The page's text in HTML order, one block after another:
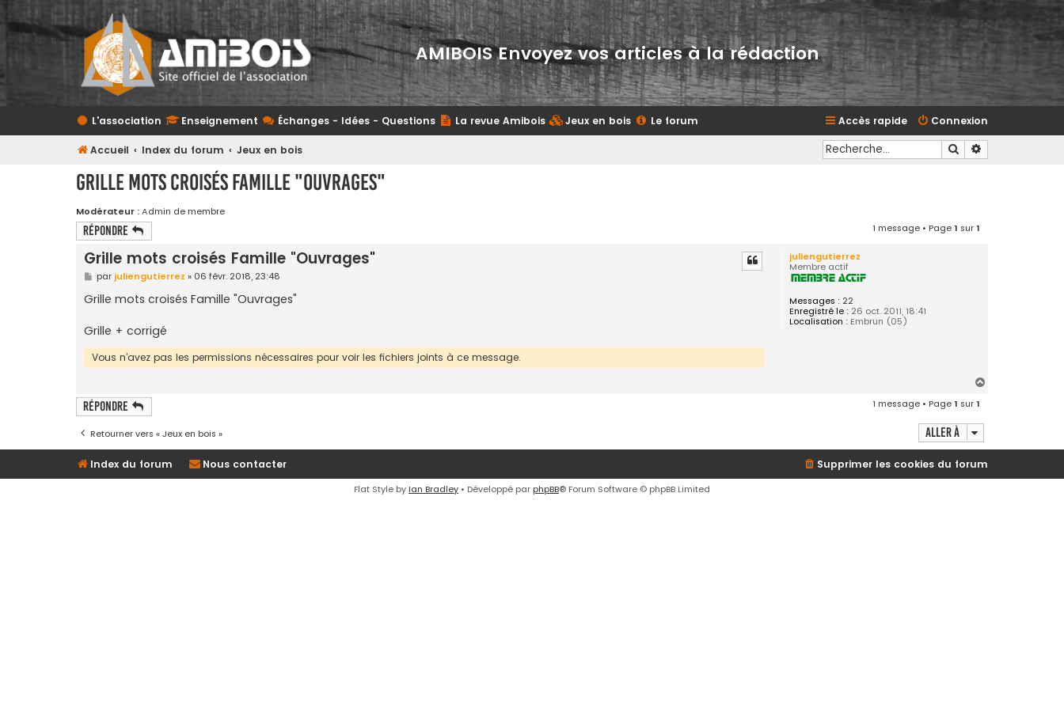
AMIBOIS Envoyez vos articles à la rédaction
L'association Enseignement Échanges - Idées - Questions La revue Amibois Jeux en bois Le forum Connexion
Accès rapide
Accueil Index du forum Jeux en bois Rechercher
Grille mots croisés Famille "Ouvrages"
Modérateur :Admin de membre
Répondre 1 message • Page1 sur1
juliengutierrez
Membre actif
Messages : 22
Enregistré le : 26 oct. 2011, 18:41
Localisation : Embrun (05)
Grille mots croisés Famille "Ouvrages"
M
e
s
s
g
e
par juliengutierrez » 06 févr. 2018, 23:48
Grille mots croisés Famille "Ouvrages"
Grille + corrigé
Vous n’avez pas les permissions nécessaires pour voir les fichiers joints à ce message.
Répondre 1 message • Page1 sur1
Retourner vers « Jeux en bois » Aller à
Index du forum Nous contacter Supprimer les cookies du forum
Flat Style by Ian Bradley • Développé par phpBB® Forum Software © phpBB Limited